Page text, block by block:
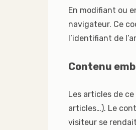
En modifiant ou
navigateur. Ce
l’identifiant de
Contenu
Les articles de
articles…). Le
visiteur se